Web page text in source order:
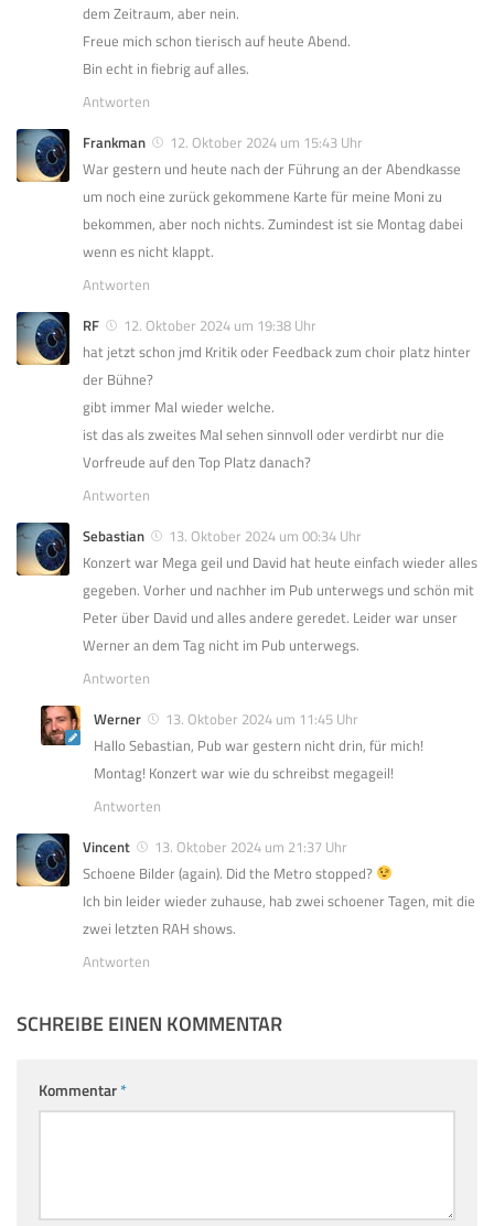
dem Zeitraum, aber nein.
Freue mich schon tierisch auf heute Abend.
Bin echt in fiebrig auf alles.
Antworten
Frankman
12. Oktober 2024 um 15:43 Uhr
War gestern und heute nach der Führung an der Abendkasse
um noch eine zurück gekommene Karte für meine Moni zu
bekommen, aber noch nichts. Zumindest ist sie Montag dabei
wenn es nicht klappt.
Antworten
RF
12. Oktober 2024 um 19:38 Uhr
hat jetzt schon jmd Kritik oder Feedback zum choir platz hinter
der Bühne?
gibt immer Mal wieder welche.
ist das als zweites Mal sehen sinnvoll oder verdirbt nur die
Vorfreude auf den Top Platz danach?
Antworten
Sebastian
13. Oktober 2024 um 00:34 Uhr
Konzert war Mega geil und David hat heute einfach wieder alles
gegeben. Vorher und nachher im Pub unterwegs und schön mit
Peter über David und alles andere geredet. Leider war unser
Werner an dem Tag nicht im Pub unterwegs.
Antworten
Werner
13. Oktober 2024 um 11:45 Uhr
Hallo Sebastian, Pub war gestern nicht drin, für mich!
Montag! Konzert war wie du schreibst megageil!
Antworten
Vincent
13. Oktober 2024 um 21:37 Uhr
Schoene Bilder (again). Did the Metro stopped?
Ich bin leider wieder zuhause, hab zwei schoener Tagen, mit die
zwei letzten RAH shows.
Antworten
SCHREIBE EINEN KOMMENTAR
Kommentar*